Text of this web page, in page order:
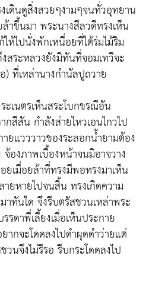
เดินดูสิ่งสวยๆงามๆจนทั่วอุทยาน
าขึ้นมา พระนางสีลวดีทรงเห็น
ห้ไปนั่งพักเหนื่อยที่ใต้ร่มไม้ริม
สระหลวงยังมิทันที่จอมเทวีจะ
) ที่เหล่านางกำนัลปูถวาย
เนตรเห็นสระโบกขรณีอัน
สีสัน กำลังส่ายไหวเอนไกวไป
แวววาวของระลอกน้ำยามต้อง
องภาพเบื้องหน้าจนมิอาจวาง
ยเมื่อยล้าที่ทรงมีพอทรงมาเห็น
ยหายไปจนสิ้น ทรงเกิดความ
ทันใด จึงรีบตรัสชวนเหล่าพระ
รดาพี่เลี้ยงเมื่อเห็นประกาย
กจะโดดลงไปดำผุดดำว่ายแต่
นจึงไม่รีรอ รีบกระโดดลงไป